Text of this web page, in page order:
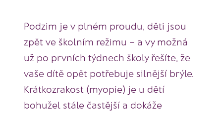
Podzim je v plném proudu, děti jsou
zpět ve školním režimu – a vy možná
už po prvních týdnech školy řešíte, že
vaše dítě opět potřebuje silnější brýle.
Krátkozrakost (myopie) je u dětí
bohužel stále častější a dokáže